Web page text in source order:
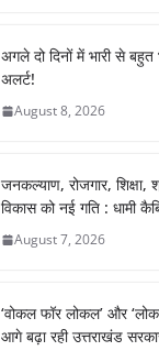
अगले दो दिनों में भारी से बहुत
अलर्ट!
August 8, 2026
जनकल्याण, रोजगार,
विकास को नई गति : धामी
August 7, 2026
‘वोकल फॉर लोकल’ और
आगे बढ़ा रही उत्तराखंड